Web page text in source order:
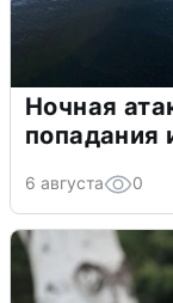
Ночная
попадания
6 августа 0